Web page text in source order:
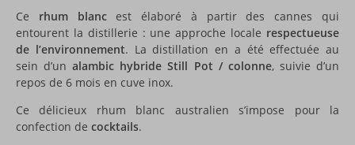
Ce rhum blancest élaboré à partir des cannes qui
entourent la distillerie : une approche locale respectueuse
de l’environnement. La distillation en a été effectuée au
sein d’unalambic hybride Still Pot / colonne, suivie d’un
repos de 6 mois en cuve inox.
Ce délicieux rhum blanc australien s’impose pour la
confection de cocktails.